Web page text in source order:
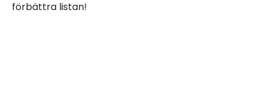
förbättra listan!